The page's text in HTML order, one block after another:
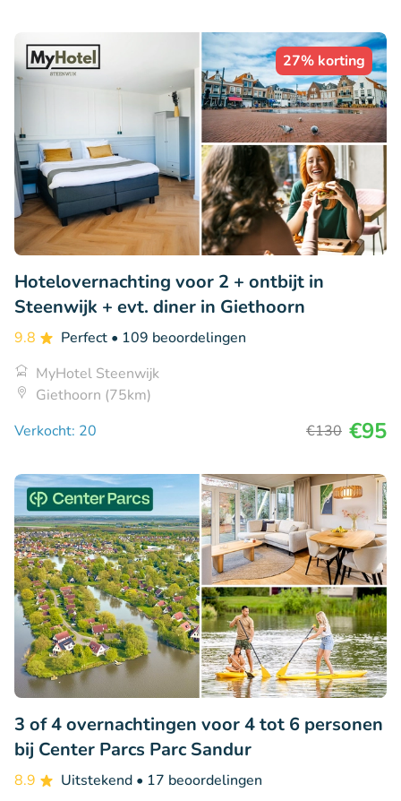
27% korting
Hotelovernachting voor 2 + ontbijt in
Steenwijk + evt. diner in Giethoorn
9.8 Perfect • 109 beoordelingen
MyHotel Steenwijk
Giethoorn (75km)
Verkocht: 20
€130 €95
3 of 4 overnachtingen voor 4 tot 6 personen
bij Center Parcs Parc Sandur
8.9 Uitstekend • 17 beoordelingen